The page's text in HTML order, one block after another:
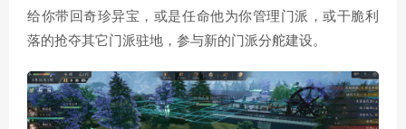
给你带回奇珍异宝，或是任命他为你管理门派，或干脆利
落的抢夺其它门派驻地，参与新的门派分舵建设。